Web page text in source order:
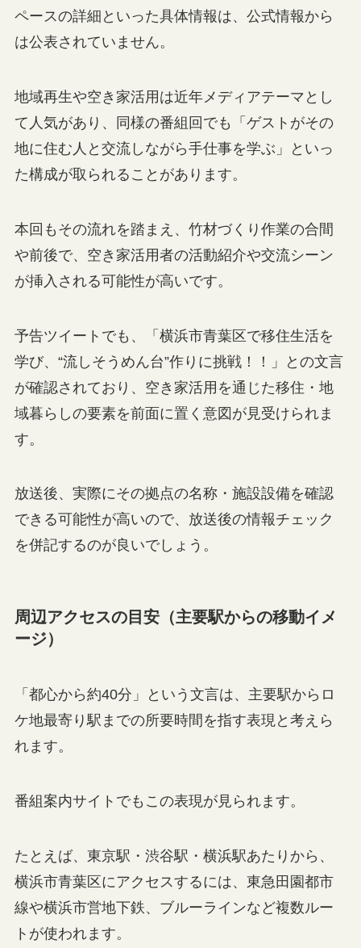
ペースの詳細といった具体情報は、公式情報から
は公表されていません。
地域再生や空き家活用は近年メディアテーマとし
て人気があり、同様の番組回でも「ゲストがその
地に住む人と交流しながら手仕事を学ぶ」といっ
た構成が取られることがあります。
本回もその流れを踏まえ、竹材づくり作業の合間
や前後で、空き家活用者の活動紹介や交流シーン
が挿入される可能性が高いです。
予告ツイートでも、「横浜市青葉区で移住生活を
学び、“流しそうめん台”作りに挑戦！！」との文言
が確認されており、空き家活用を通じた移住・地
域暮らしの要素を前面に置く意図が見受けられま
す。
放送後、実際にその拠点の名称・施設設備を確認
できる可能性が高いので、放送後の情報チェック
を併記するのが良いでしょう。
周辺アクセスの目安（主要駅からの移動イメ
ージ）
「都心から約40分」という文言は、主要駅からロ
ケ地最寄り駅までの所要時間を指す表現と考えら
れます。
番組案内サイトでもこの表現が見られます。
たとえば、東京駅・渋谷駅・横浜駅あたりから、
横浜市青葉区にアクセスするには、東急田園都市
線や横浜市営地下鉄、ブルーラインなど複数ルー
トが使われます。